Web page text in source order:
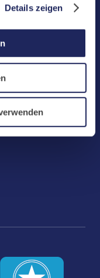
Details zeigen